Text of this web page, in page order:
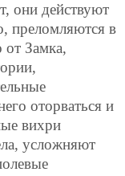
они действуют
преломляются в
от Замка,
оторваться и
вихри
усложняют